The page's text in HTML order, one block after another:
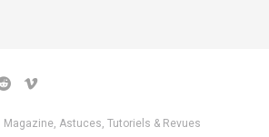
Magazine, Astuces, Tutoriels & Revues